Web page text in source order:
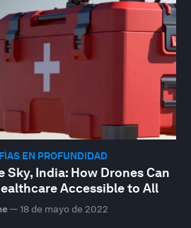
EN PROFUNDIDAD
India: How Drones Can
Accessible to All
—18 de mayo de 2022